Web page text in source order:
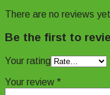
There are no reviews
Be the first to
Your rating
Your review *